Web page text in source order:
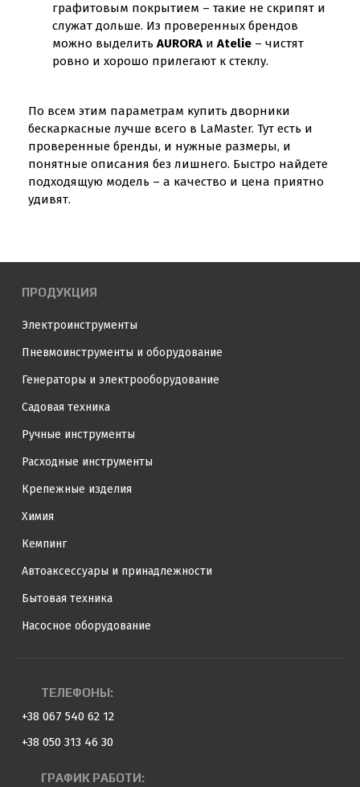
графитовым покрытием – такие не скрипят и
служат дольше. Из проверенных брендов
можно выделить AURORA и Atelie – чистят
ровно и хорошо прилегают к стеклу.
По всем этим параметрам купить дворники
бескаркасные лучше всего в LaMaster. Тут есть и
проверенные бренды, и нужные размеры, и
понятные описания без лишнего. Быстро найдете
подходящую модель – а качество и цена приятно
удивят.
ПРОДУКЦИЯ
Электроинструменты
Пневмоинструменты и оборудование
Генераторы и электрооборудование
Садовая техника
Ручные инструменты
Расходные инструменты
Крепежные изделия
Химия
Кемпинг
Автоаксессуары и принадлежности
Бытовая техника
Насосное оборудование
ТЕЛЕФОНЫ:
+38 067 540 62 12
+38 050 313 46 30
ГРАФИК РАБОТИ: